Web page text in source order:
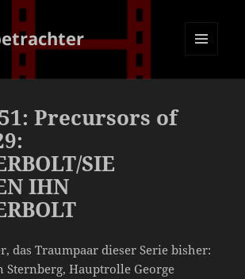
Precursors of
SIE
IHN
das Traumpaar dieser Serie bisher:
Sternberg, Hauptrolle George